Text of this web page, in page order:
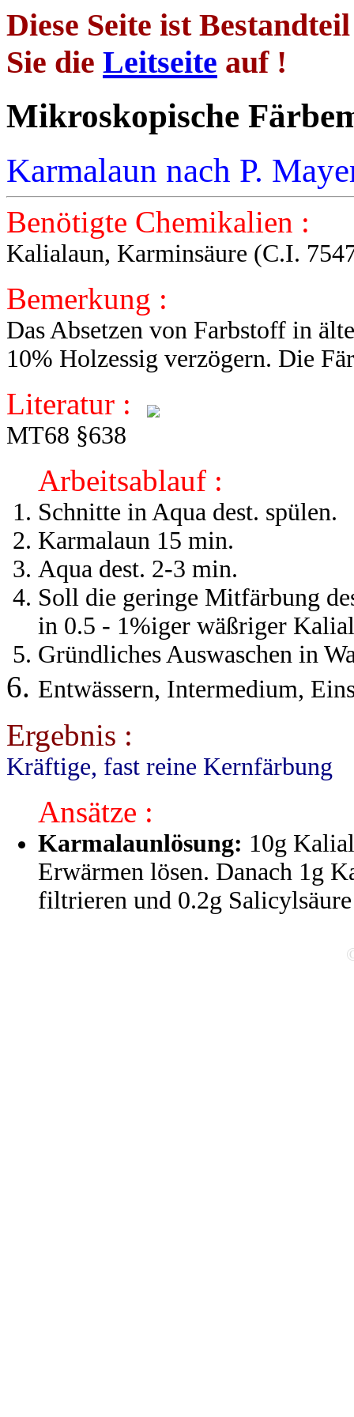
Diese Seite ist
Sie die Leitseite auf !
Mikroskopische
Karmalaun nach P.
Benötigte Chemikalien :
Kalialaun, Karminsäure (C.I.
Bemerkung :
Das Absetzen von Farbstoff in
10% Holzessig verzögern. Die
Literatur :
MT68 §638
Arbeitsablauf :
Schnitte in Aqua dest. spülen.
Karmalaun 15 min.
Aqua dest. 2-3 min.
Soll die geringe Mitfärbung
in 0.5 - 1%iger wäßriger
Gründliches Auswaschen in
Entwässern, Intermedium,
Ergebnis :
Kräftige, fast reine Kernfärbung
Ansätze :
Karmalaunlösung: 10g
Erwärmen lösen. Danach 1g
filtrieren und 0.2g